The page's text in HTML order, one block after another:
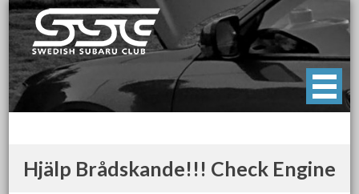
Skip
to
content
Swedish Subaru Club
För oss som älskar Subaru!
Hjälp Brådskande!!! Check Engine